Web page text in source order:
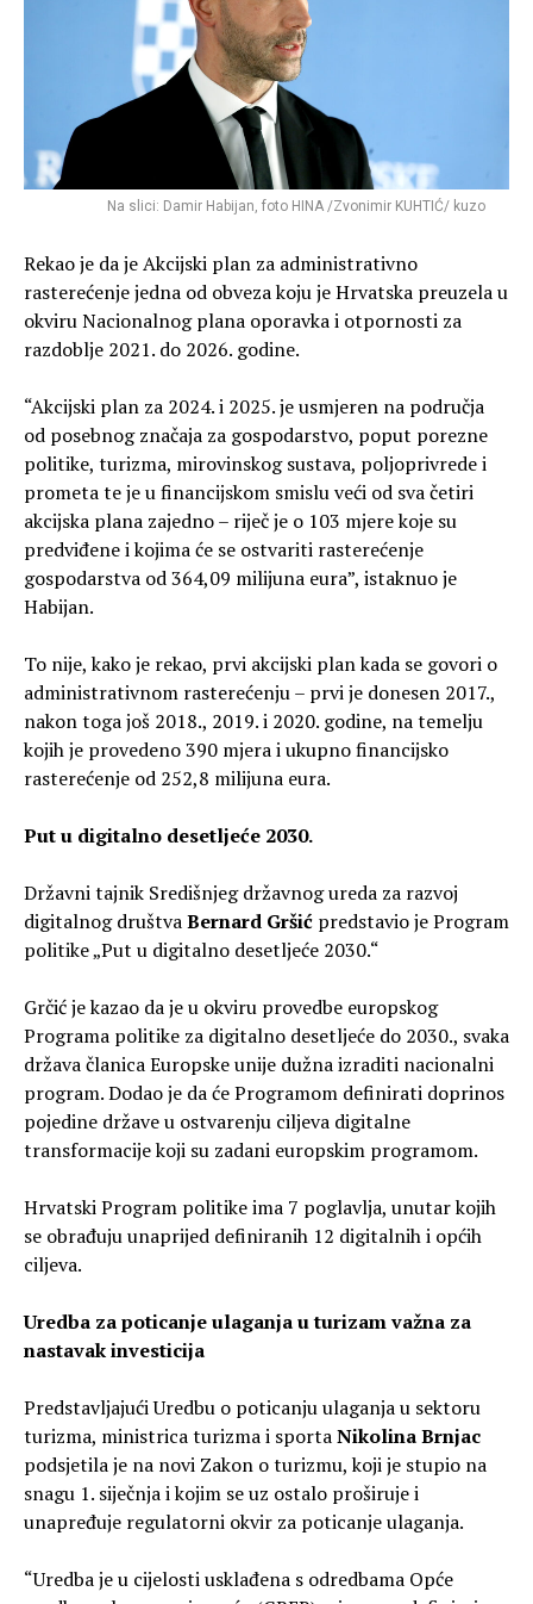
Na slici: Damir Habijan, foto HINA /Zvonimir KUHTIĆ/ kuzo
Rekao je da je Akcijski plan za administrativno
rasterećenje jedna od obveza koju je Hrvatska preuzela u
okviru Nacionalnog plana oporavka i otpornosti za
razdoblje 2021. do 2026. godine.
“Akcijski plan za 2024. i 2025. je usmjeren na područja
od posebnog značaja za gospodarstvo, poput porezne
politike, turizma, mirovinskog sustava, poljoprivrede i
prometa te je u financijskom smislu veći od sva četiri
akcijska plana zajedno – riječ je o 103 mjere koje su
predviđene i kojima će se ostvariti rasterećenje
gospodarstva od 364,09 milijuna eura”, istaknuo je
Habijan.
To nije, kako je rekao, prvi akcijski plan kada se govori o
administrativnom rasterećenju – prvi je donesen 2017.,
nakon toga još 2018., 2019. i 2020. godine, na temelju
kojih je provedeno 390 mjera i ukupno financijsko
rasterećenje od 252,8 milijuna eura.
Put u digitalno desetljeće 2030.
Državni tajnik Središnjeg državnog ureda za razvoj
digitalnog društvaBernard Gršić predstavio je Program
politike „Put u digitalno desetljeće 2030.“
Grčić je kazao da je u okviru provedbe europskog
Programa politike za digitalno desetljeće do 2030., svaka
država članica Europske unije dužna izraditi nacionalni
program. Dodao je da će Programom definirati doprinos
pojedine države u ostvarenju ciljeva digitalne
transformacije koji su zadani europskim programom.
Hrvatski Program politike ima 7 poglavlja, unutar kojih
se obrađuju unaprijed definiranih 12 digitalnih i općih
ciljeva.
Uredba za poticanje ulaganja u turizam važna za
nastavak investicija
Predstavljajući Uredbu o poticanju ulaganja u sektoru
turizma, ministrica turizma i sportaNikolina Brnjac
podsjetila je na novi Zakon o turizmu, koji je stupio na
snagu 1. siječnja i kojim se uz ostalo proširuje i
unapređuje regulatorni okvir za poticanje ulaganja.
“Uredba je u cijelosti usklađena s odredbama Opće